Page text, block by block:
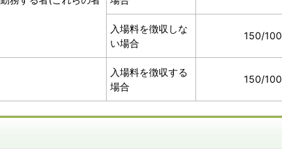
入場料を徴収しな
い場合
150/100
入場料を徴収する
場合
150/100